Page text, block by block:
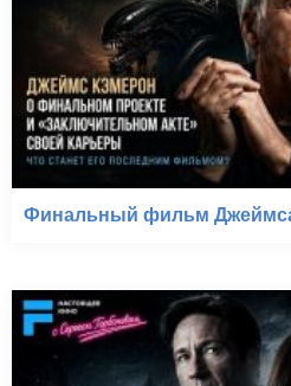
Финальный фильм